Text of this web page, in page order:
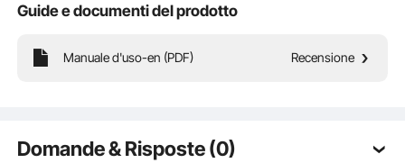
Guide e documenti del prodotto
Manuale d'uso-en (PDF) Recensione
Domande & Risposte (0)